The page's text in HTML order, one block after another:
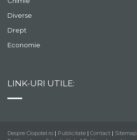
Diverse
Drept
Economie
LINK-URI UTILE:
Despre Clopotel.ro | Publicitate | Contact | Sitemap